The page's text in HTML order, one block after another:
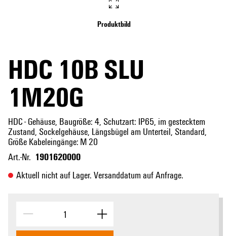
Produktbild
HDC 10B SLU
1M20G
HDC - Gehäuse, Baugröße: 4, Schutzart: IP65, im gestecktem
Zustand, Sockelgehäuse, Längsbügel am Unterteil, Standard,
Größe Kabeleingänge: M 20
Art.-Nr. 1901620000
Aktuell nicht auf Lager. Versanddatum auf Anfrage.